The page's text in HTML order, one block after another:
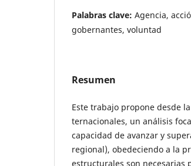
Palabras clave: Agencia,
gobernantes, voluntad
Resumen
Este trabajo propone desde
ternacionales, un análisis
capacidad de avanzar y
regional), obedeciendo a la
estructurales son necesarias